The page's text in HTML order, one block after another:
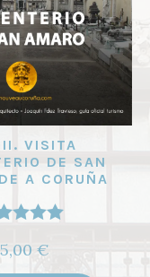
VISITA
DE SAN
A CORUÑA
4.97
€